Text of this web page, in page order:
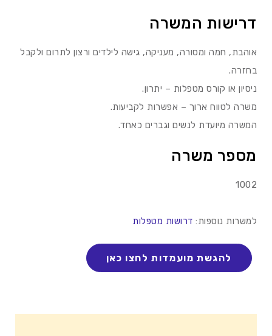
דרישות המשרה
אוהבת, חמה ומסורה, מעניקה, גישה לילדים ורצון לתרום ולקבל
בחזרה.
ניסיון או קורס מטפלות – יתרון.
משרה לטווח ארוך – אפשרות לקביעות.
המשרה מיועדת לנשים וגברים כאחד.
מספר משרה
1002
למשרות נוספות: דרושות מטפלות